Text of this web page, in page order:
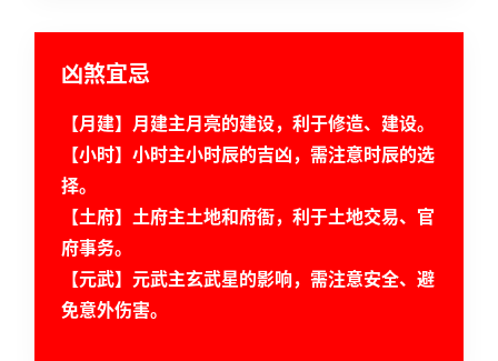
登录 注册
凶煞宜忌
【月建】月建主月亮的建设，利于修造、建设。
【小时】小时主小时辰的吉凶，需注意时辰的选
择。
【土府】土府主土地和府衙，利于土地交易、官
府事务。
【元武】元武主玄武星的影响，需注意安全、避
免意外伤害。